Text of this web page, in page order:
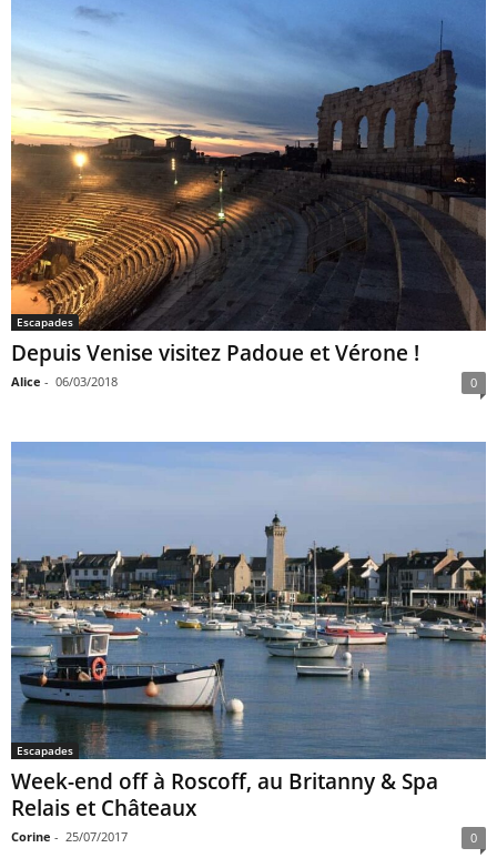
Escapades
Depuis Venise visitez Padoue et Vérone !
Alice - 06/03/2018 0
Escapades
Week-end off à Roscoff, au Britanny & Spa
Relais et Châteaux
Corine - 25/07/2017 0